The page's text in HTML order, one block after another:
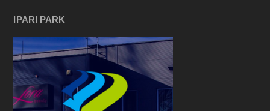
IPARI PARK